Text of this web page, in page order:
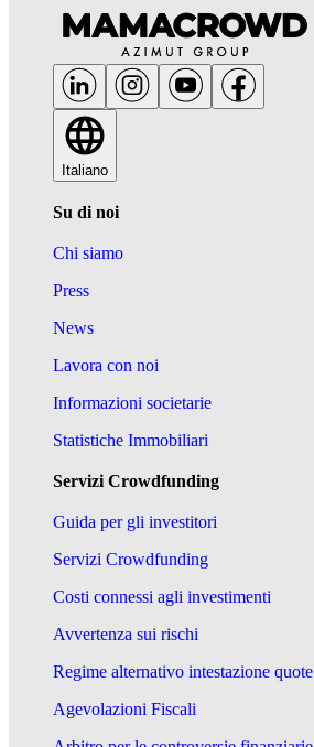
Italiano
Su di noi
Chi siamo
Press
News
Lavora con noi
Informazioni societarie
Statistiche Immobiliari
Servizi Crowdfunding
Guida per gli investitori
Servizi Crowdfunding
Costi connessi agli investimenti
Avvertenza sui rischi
Regime alternativo intestazione quote
Agevolazioni Fiscali